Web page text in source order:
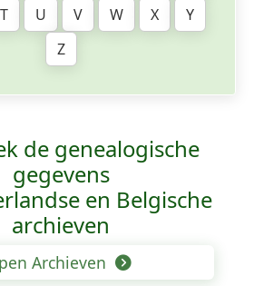
T U V W X
Y
Z
de genealogische
gegevens
en Belgische
archieven
Archieven